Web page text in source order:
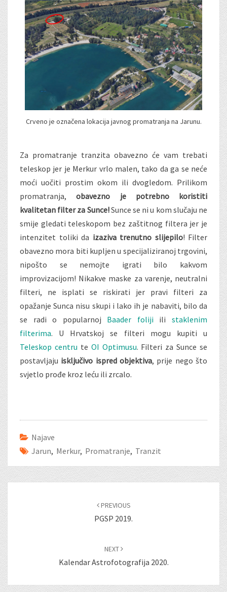
Crveno je označena lokacija javnog promatranja na Jarunu.
Za promatranje tranzita obavezno će vam trebati
teleskop jer je Merkur vrlo malen, tako da ga se neće
moći uočiti prostim okom ili dvogledom. Prilikom
promatranja,obavezno je potrebno koristiti
kvalitetan filter za Sunce!Sunce se ni u kom slučaju ne
smije gledati teleskopom bez zaštitnog filtera jer je
intenzitet toliki da izaziva trenutno slijepilo! Filter
obavezno mora biti kupljen u specijaliziranoj trgovini,
nipošto se nemojte igrati bilo kakvom
improvizacijom! Nikakve maske za varenje, neutralni
filteri, ne isplati se riskirati jer pravi filteri za
opažanje Sunca nisu skupi i lako ih je nabaviti, bilo da
se radi o popularnoj Baader folijiilistaklenim
filterima. U Hrvatskoj se filteri mogu kupiti u
Teleskop centru te OI Optimusu. Filteri za Sunce se
postavljaju isključivo ispred objektiva, prije nego što
svjetlo prođe kroz leću ili zrcalo.
Najave
Jarun, Merkur, Promatranje, Tranzit
PREVIOUS
PGSP 2019.
NEXT
Kalendar Astrofotografija 2020.